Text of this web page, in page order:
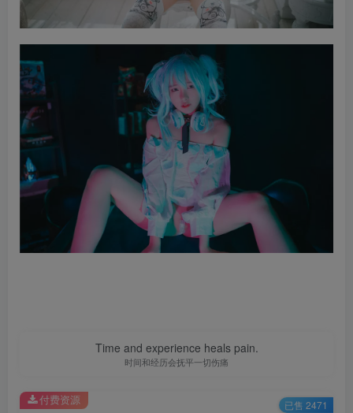
Time and experience heals pain.
时间和经历会抚平一切伤痛
付费资源 已售 2471